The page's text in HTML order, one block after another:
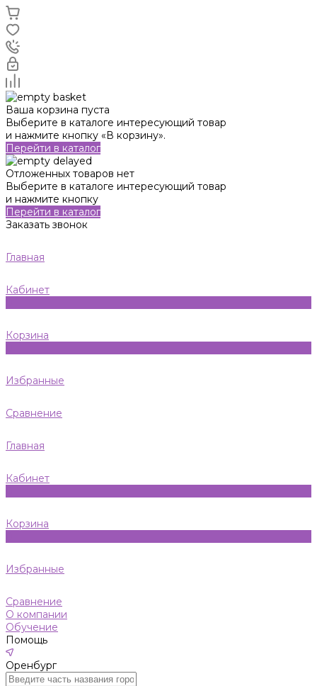
Ваша корзина пуста
Выберите в каталоге интересующий товар
и нажмите кнопку «В корзину».
Перейти в каталог
Отложенных товаров нет
Выберите в каталоге интересующий товар
и нажмите кнопку
Перейти в каталог
Заказать звонок
Главная
Кабинет
Корзина
Избранные
Сравнение
Главная
Кабинет
Корзина
Избранные
Сравнение
О компании
Обучение
Помощь
Оренбург